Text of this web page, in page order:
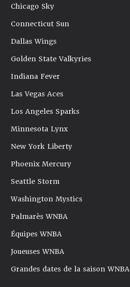
Chicago Sky
Connecticut Sun
Dallas Wings
Golden State Valkyries
Indiana Fever
Las Vegas Aces
Los Angeles Sparks
Minnesota Lynx
New York Liberty
Phoenix Mercury
Seattle Storm
Washington Mystics
Palmarès WNBA
Équipes WNBA
Joueuses WNBA
Grandes dates de la saison WNBA